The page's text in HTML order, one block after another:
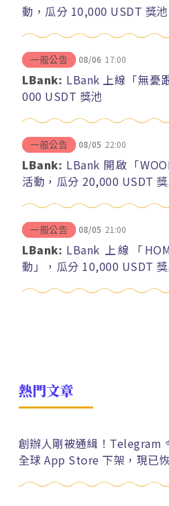
動，瓜分 10,000 USDT 獎池
一般公告 08/06 17:00
LBank: LBank 上線「無憂
000 USDT 獎池
一般公告 08/05 22:00
LBank: LBank 開啟「
活動，瓜分 20,000 USDT
一般公告 08/05 21:00
LBank: LBank 上線「
動」，瓜分 10,000 USDT
熱門文章
創辦人剛被通緝！Telegram
全球 App Store 下架，現已